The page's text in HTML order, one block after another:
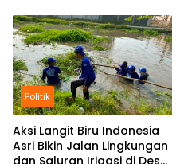
Politik
Aksi Langit Biru Indonesia
Asri Bikin Jalan Lingkungan
dan Saluran Irigasi di Desa